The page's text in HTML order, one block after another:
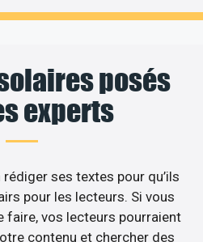
posés
experts
ses textes pour qu’ils
pour les lecteurs. Si vous
faire, vos lecteurs pourraient
contenu et chercher des